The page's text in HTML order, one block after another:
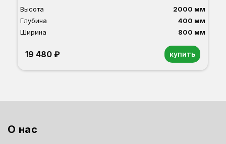
Высота
2000 мм
Глубина
400 мм
Ширина
800 мм
19 480 ₽ купить
О нас